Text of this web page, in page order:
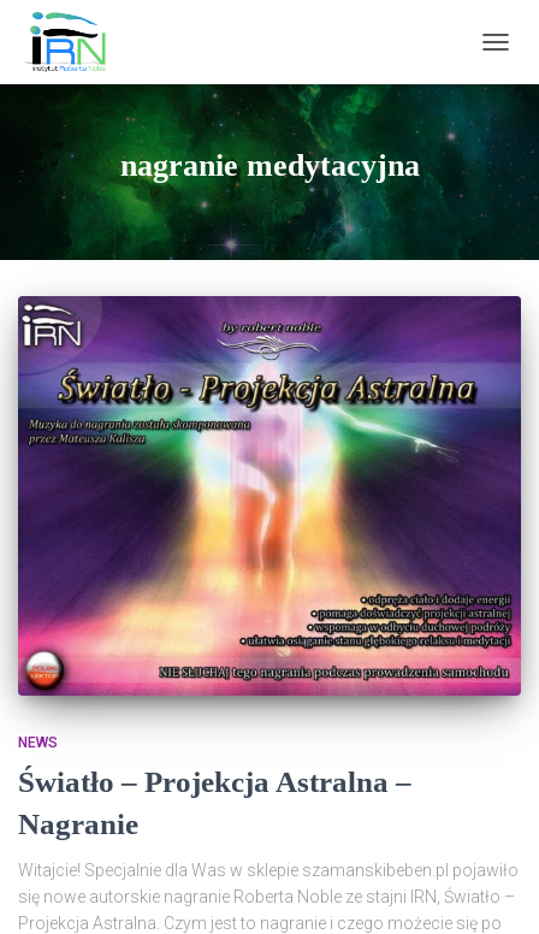
nagranie medytacyjna
NEWS
Światło – Projekcja Astralna –
Nagranie
Witajcie! Specjalnie dla Was w sklepie szamanskibeben.pl pojawiło
się nowe autorskie nagranie Roberta Noble ze stajni IRN, Światło –
Projekcja Astralna. Czym jest to nagranie i czego możecie się po